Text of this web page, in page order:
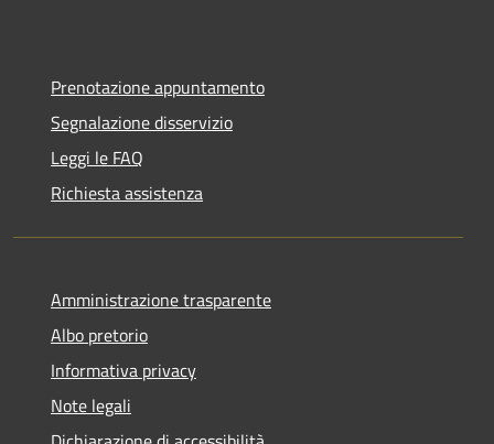
Prenotazione appuntamento
Segnalazione disservizio
Leggi le FAQ
Richiesta assistenza
Amministrazione trasparente
Albo pretorio
Informativa privacy
Note legali